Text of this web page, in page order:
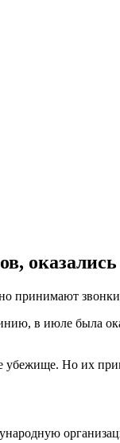
принимают
в июле была
Но их